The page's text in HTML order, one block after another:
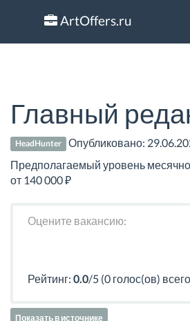
ArtOffers.ru
Главный
HeadHunter Опубликовано:
Предполагаемый уровень
от 140 000 ₽
Оцените вакансию:
Рейтинг: 0.0/5 (0 голос(ов)
Показать в источнике